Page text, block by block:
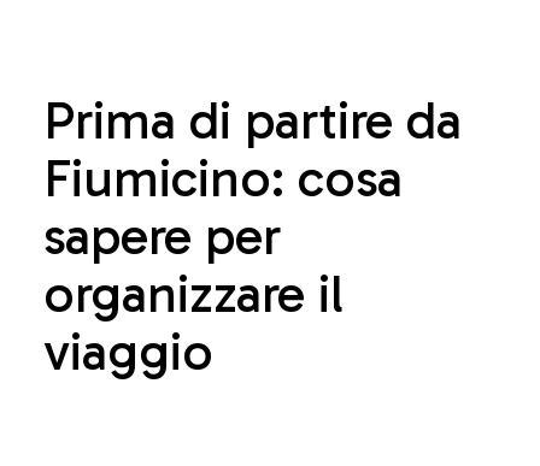
Prima di partire da
Fiumicino: cosa
sapere per
organizzare il
viaggio